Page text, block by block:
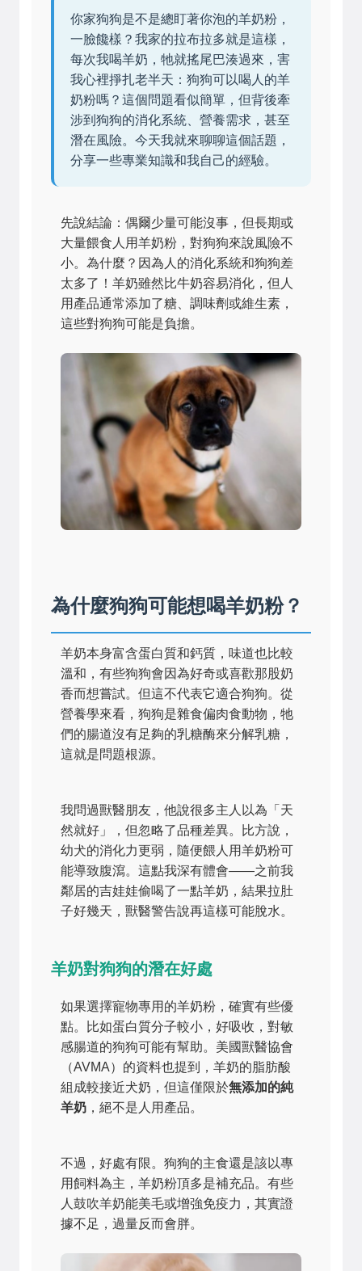
你家狗狗是不是總盯著你泡的羊奶粉，
一臉饞樣？我家的拉布拉多就是這樣，
每次我喝羊奶，牠就搖尾巴湊過來，害
我心裡掙扎老半天：狗狗可以喝人的羊
奶粉嗎？這個問題看似簡單，但背後牽
涉到狗狗的消化系統、營養需求，甚至
潛在風險。今天我就來聊聊這個話題，
分享一些專業知識和我自己的經驗。
先說結論：偶爾少量可能沒事，但長期或
大量餵食人用羊奶粉，對狗狗來說風險不
小。為什麼？因為人的消化系統和狗狗差
太多了！羊奶雖然比牛奶容易消化，但人
用產品通常添加了糖、調味劑或維生素，
這些對狗狗可能是負擔。
為什麼狗狗可能想喝羊奶粉？
羊奶本身富含蛋白質和鈣質，味道也比較
溫和，有些狗狗會因為好奇或喜歡那股奶
香而想嘗試。但這不代表它適合狗狗。從
營養學來看，狗狗是雜食偏肉食動物，牠
們的腸道沒有足夠的乳糖酶來分解乳糖，
這就是問題根源。
我問過獸醫朋友，他說很多主人以為「天
然就好」，但忽略了品種差異。比方說，
幼犬的消化力更弱，隨便餵人用羊奶粉可
能導致腹瀉。這點我深有體會——之前我
鄰居的吉娃娃偷喝了一點羊奶，結果拉肚
子好幾天，獸醫警告說再這樣可能脫水。
羊奶對狗狗的潛在好處
如果選擇寵物專用的羊奶粉，確實有些優
點。比如蛋白質分子較小，好吸收，對敏
感腸道的狗狗可能有幫助。美國獸醫協會
（AVMA）的資料也提到，羊奶的脂肪酸
組成較接近犬奶，但這僅限於無添加的純
羊奶 ，絕不是人用產品。
不過，好處有限。狗狗的主食還是該以專
用飼料為主，羊奶粉頂多是補充品。有些
人鼓吹羊奶能美毛或增強免疫力，其實證
據不足，過量反而會胖。